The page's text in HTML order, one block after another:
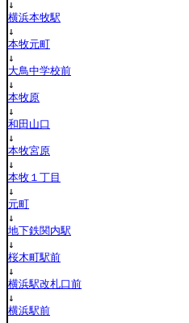
↓
横浜本牧駅
↓
本牧元町
↓
大鳥中学校前
↓
本牧原
↓
和田山口
↓
本牧宮原
↓
本牧１丁目
↓
元町
↓
地下鉄関内駅
↓
桜木町駅前
↓
横浜駅改札口前
↓
横浜駅前